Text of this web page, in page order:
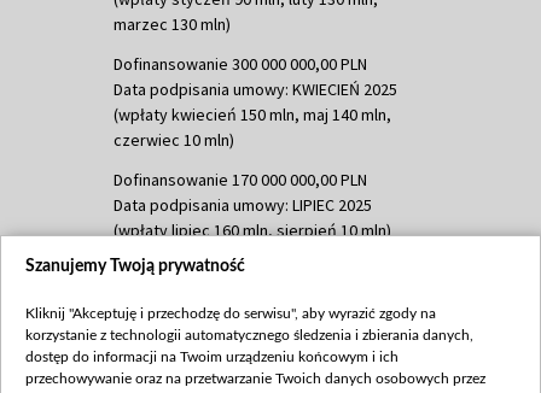
marzec 130 mln)
Dofinansowanie 300 000 000,00 PLN
Data podpisania umowy: KWIECIEŃ 2025
(wpłaty kwiecień 150 mln, maj 140 mln,
czerwiec 10 mln)
Dofinansowanie 170 000 000,00 PLN
Data podpisania umowy: LIPIEC 2025
(wpłaty lipiec 160 mln, sierpień 10 mln)
Dofinansowanie 60 000 000,00 PLN
(wpłata wrzesień 60 mln)
Dofinansowanie 635 783 051,21 PLN
Data podpisania umowy: WRZESIEŃ 2025
Szanujemy Twoją prywatność
Kliknij "Akceptuję i przechodzę do serwisu", aby wyrazić zgody na
korzystanie z technologii automatycznego śledzenia i zbierania danych,
dostęp do informacji na Twoim urządzeniu końcowym i ich
przechowywanie oraz na przetwarzanie Twoich danych osobowych przez